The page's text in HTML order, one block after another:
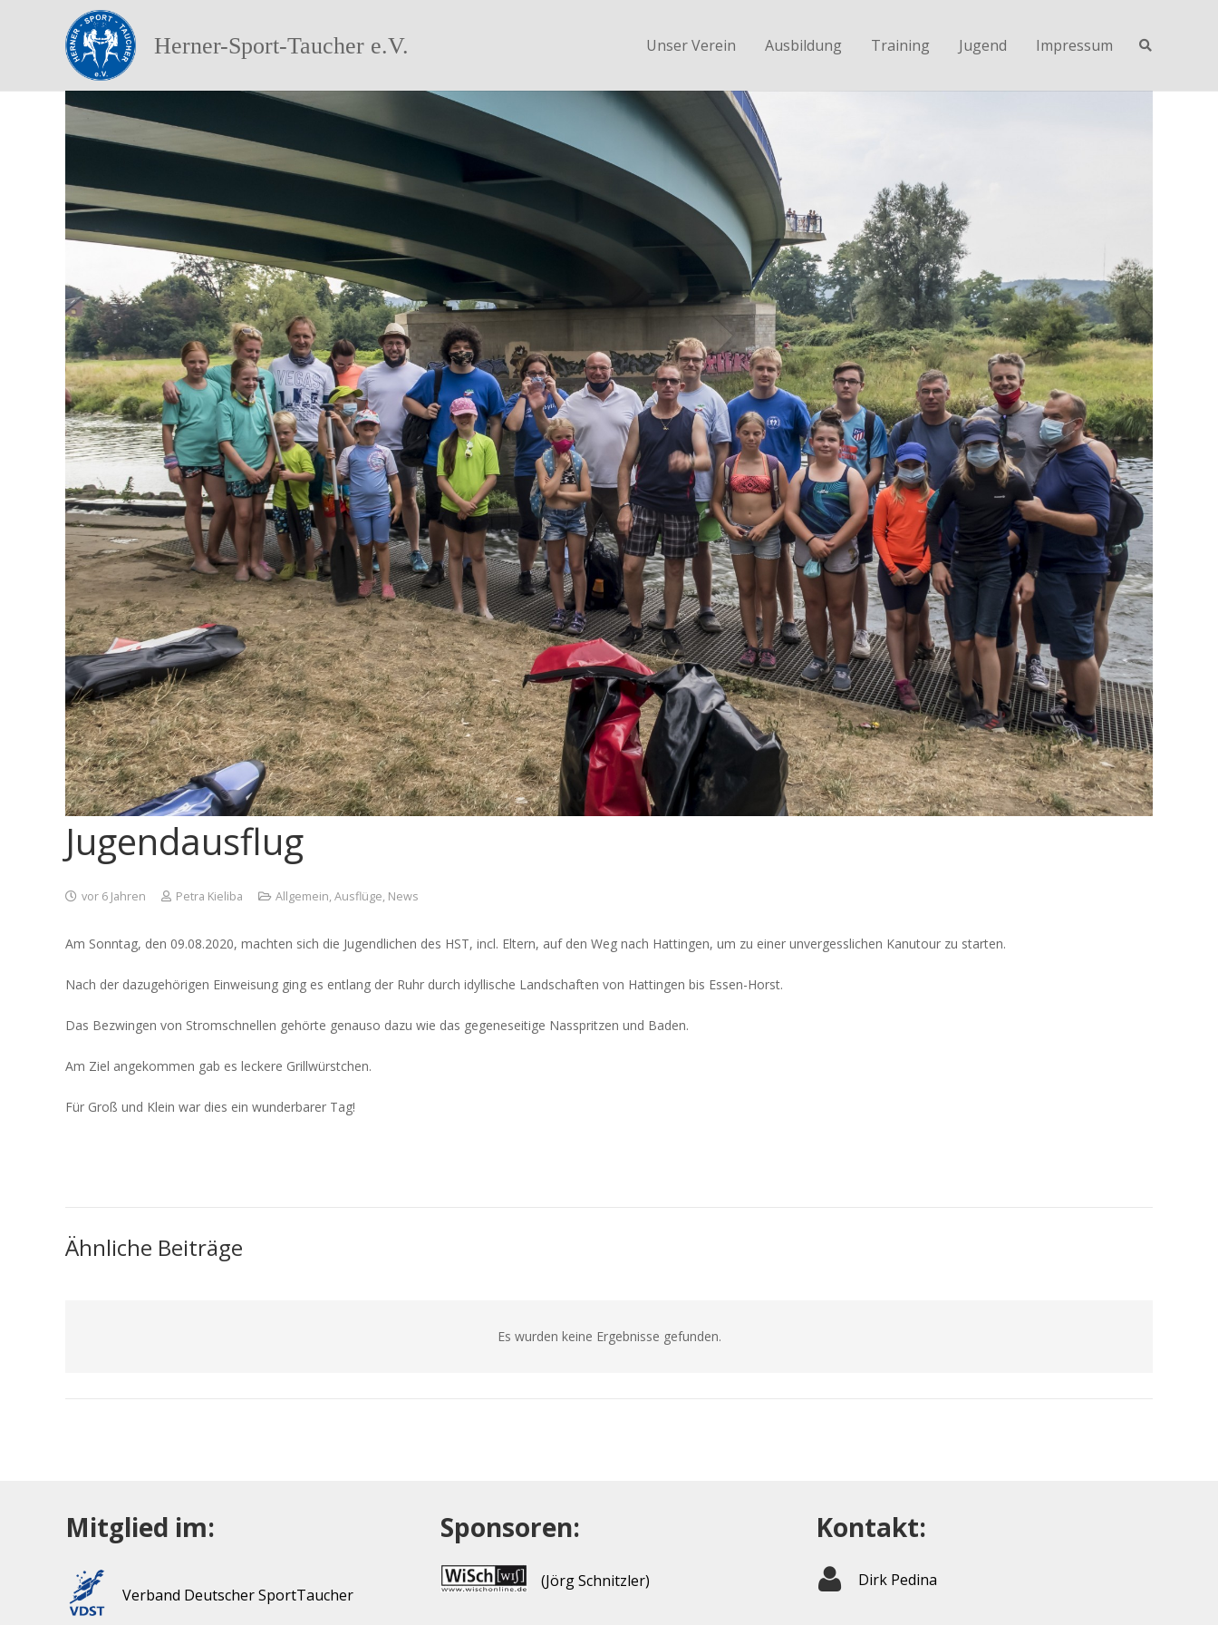
Herner-Sport-Taucher e.V. Unser Verein Ausbildung Training Jugend Impressum
Jugendausflug
vor 6 Jahren Petra Kieliba Allgemein, Ausflüge, News
Am Sonntag, den 09.08.2020, machten sich die Jugendlichen des HST, incl. Eltern, auf den Weg nach Hattingen, um zu einer unvergesslichen Kanutour zu starten.
Nach der dazugehörigen Einweisung ging es entlang der Ruhr durch idyllische Landschaften von Hattingen bis Essen-Horst.
Das Bezwingen von Stromschnellen gehörte genauso dazu wie das gegeneseitige Nasspritzen und Baden.
Am Ziel angekommen gab es leckere Grillwürstchen.
Für Groß und Klein war dies ein wunderbarer Tag!
Ähnliche Beiträge
Es wurden keine Ergebnisse gefunden.
Mitglied im:
Verband Deutscher SportTaucher
Sponsoren:
(Jörg Schnitzler)
Kontakt:
Dirk Pedina